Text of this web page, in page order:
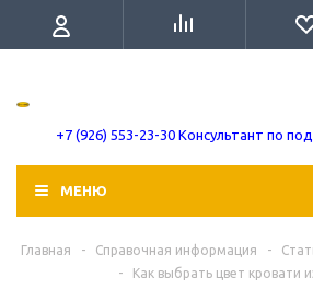
+7 (926) 553-23-30 Консультант по
МЕНЮ
Главная - Справочная информация -
-
Как выбрать цвет кровати